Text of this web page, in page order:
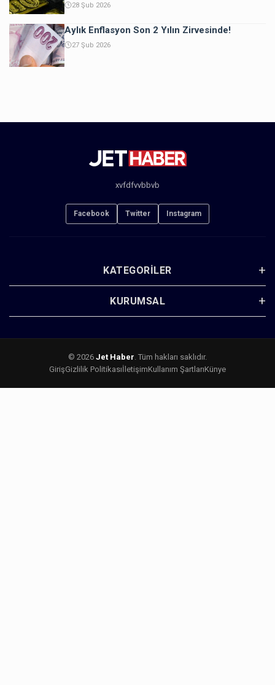
28 Şub 2026
Aylık Enflasyon Son 2 Yılın Zirvesinde!
27 Şub 2026
xvfdfvvbbvb
Facebook Twitter Instagram
KATEGORILER
KURUMSAL
© 2026 Jet Haber . Tüm hakları saklıdır.
GirişGizlilik PolitikasıİletişimKullanım ŞartlarıKünye